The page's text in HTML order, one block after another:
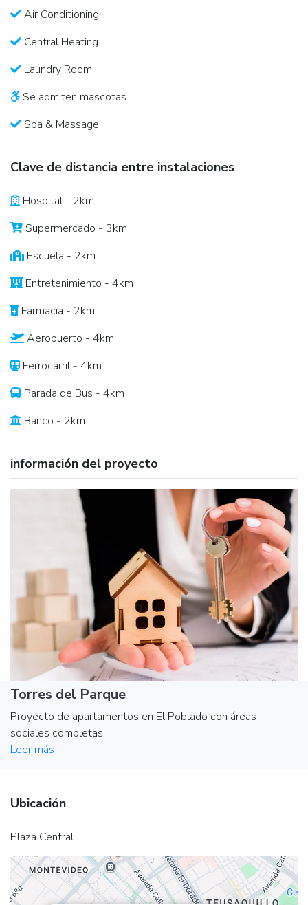
Air Conditioning
Central Heating
Laundry Room
Se admiten mascotas
Spa & Massage
Clave de distancia entre instalaciones
Hospital - 2km
Supermercado - 3km
Escuela - 2km
Entretenimiento - 4km
Farmacia - 2km
Aeropuerto - 4km
Ferrocarril - 4km
Parada de Bus - 4km
Banco - 2km
información del proyecto
Torres del Parque
Proyecto de apartamentos en El Poblado con áreas
sociales completas.
Leer más
Ubicación
Plaza Central